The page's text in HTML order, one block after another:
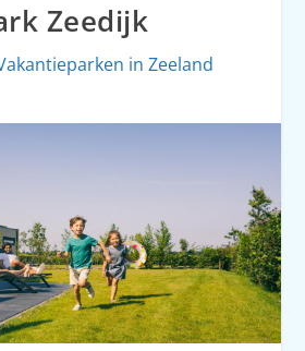
Zeedijk
in Zeeland